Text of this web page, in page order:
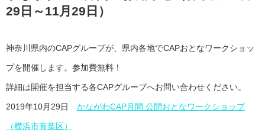
29日～11月29日）
神奈川県内のCAPグループが、県内各地でCAPおとなワークショッ
プを開催します。参加費無料！
詳細は開催を担当する各CAPグループへお問い合わせください。
2019年10月29日 かながわCAP月間 公開おとなワークショップ
（横浜市青葉区）